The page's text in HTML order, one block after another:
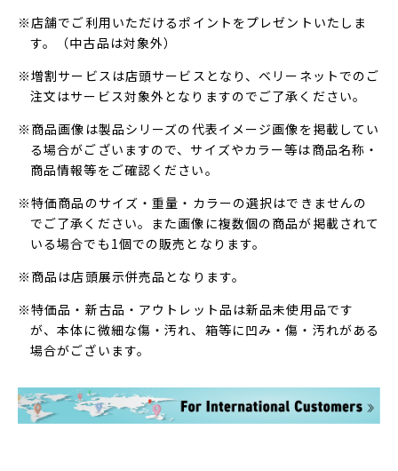
※店舗でご利用いただけるポイントをプレゼントいたしま
す。（中古品は対象外）
※増割サービスは店頭サービスとなり、ベリーネットでのご
注文はサービス対象外となりますのでご了承ください。
※商品画像は製品シリーズの代表イメージ画像を掲載してい
る場合がございますので、サイズやカラー等は商品名称・
商品情報等をご確認ください。
※特価商品のサイズ・重量・カラーの選択はできませんの
でご了承ください。また画像に複数個の商品が掲載されて
いる場合でも1個での販売となります。
※商品は店頭展示併売品となります。
※特価品・新古品・アウトレット品は新品未使用品です
が、本体に微細な傷・汚れ、箱等に凹み・傷・汚れがある
場合がございます。